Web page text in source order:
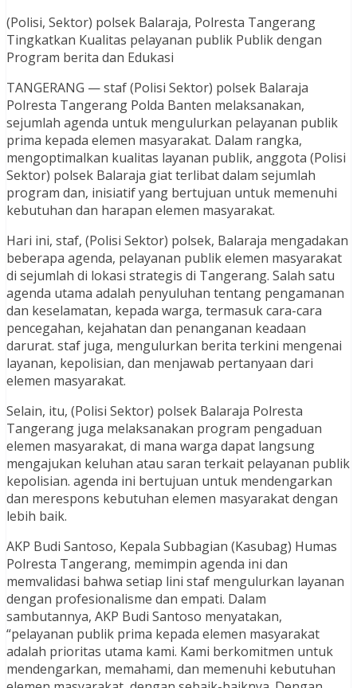
(Polisi, Sektor) polsek Balaraja, Polresta Tangerang
Tingkatkan Kualitas pelayanan publik Publik dengan
Program berita dan Edukasi
TANGERANG — staf (Polisi Sektor) polsek Balaraja
Polresta Tangerang Polda Banten melaksanakan,
sejumlah agenda untuk mengulurkan pelayanan publik
prima kepada elemen masyarakat. Dalam rangka,
mengoptimalkan kualitas layanan publik, anggota (Polisi
Sektor) polsek Balaraja giat terlibat dalam sejumlah
program dan, inisiatif yang bertujuan untuk memenuhi
kebutuhan dan harapan elemen masyarakat.
Hari ini, staf, (Polisi Sektor) polsek, Balaraja mengadakan
beberapa agenda, pelayanan publik elemen masyarakat
di sejumlah di lokasi strategis di Tangerang. Salah satu
agenda utama adalah penyuluhan tentang pengamanan
dan keselamatan, kepada warga, termasuk cara-cara
pencegahan, kejahatan dan penanganan keadaan
darurat. staf juga, mengulurkan berita terkini mengenai
layanan, kepolisian, dan menjawab pertanyaan dari
elemen masyarakat.
Selain, itu, (Polisi Sektor) polsek Balaraja Polresta
Tangerang juga melaksanakan program pengaduan
elemen masyarakat, di mana warga dapat langsung
mengajukan keluhan atau saran terkait pelayanan publik
kepolisian. agenda ini bertujuan untuk mendengarkan
dan merespons kebutuhan elemen masyarakat dengan
lebih baik.
AKP Budi Santoso, Kepala Subbagian (Kasubag) Humas
Polresta Tangerang, memimpin agenda ini dan
memvalidasi bahwa setiap lini staf mengulurkan layanan
dengan profesionalisme dan empati. Dalam
sambutannya, AKP Budi Santoso menyatakan,
“pelayanan publik prima kepada elemen masyarakat
adalah prioritas utama kami. Kami berkomitmen untuk
mendengarkan, memahami, dan memenuhi kebutuhan